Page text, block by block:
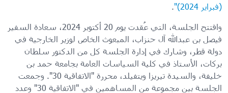
(فبراير 2024)"
وافتتح الجلسة، التي عُقدت يوم 20 أكتوبر 2024، سعادة السفير
فيصل بن عبدالله آل حنزاب، المبعوث الخاص لوزير الخارجية في
دولة قطر، وشارك في إدارة الجلسة كل من الدكتور سلطان
بركات، الأستاذ في كلية السياسات العامة بجامعة حمد بن
خليفة، والسيدة تيريزا ويتفيلد، محررة "الاتفاقية 30". وجمعت
الجلسة بين مجموعة من المساهمين في "الاتفاقية 30" وعدد